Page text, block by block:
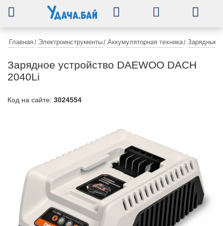
Главная/ Электроинструменты/ Аккумуляторная техника/ Зарядные
Зарядное устройство DAEWOO DACH
2040Li
Код на сайте: 3024554